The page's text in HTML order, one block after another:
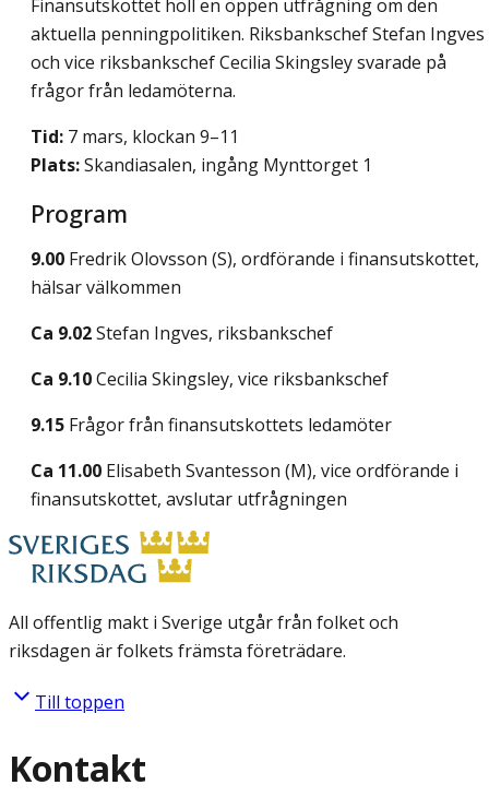
Finansutskottet höll en öppen utfrågning om den
aktuella penningpolitiken. Riksbankschef Stefan Ingves
och vice riksbankschef Cecilia Skingsley svarade på
frågor från ledamöterna.
Tid: 7 mars, klockan 9–11
Plats:Skandiasalen, ingång Mynttorget 1
Program
9.00 Fredrik Olovsson (S), ordförande i finansutskottet,
hälsar välkommen
Ca 9.02Stefan Ingves, riksbankschef
Ca 9.10Cecilia Skingsley, vice riksbankschef
9.15 Frågor från finansutskottets ledamöter
Ca 11.00 Elisabeth Svantesson (M), vice ordförande i
finansutskottet, avslutar utfrågningen
All offentlig makt i Sverige utgår från folket och
riksdagen är folkets främsta företrädare.
Till toppen
Kontakt